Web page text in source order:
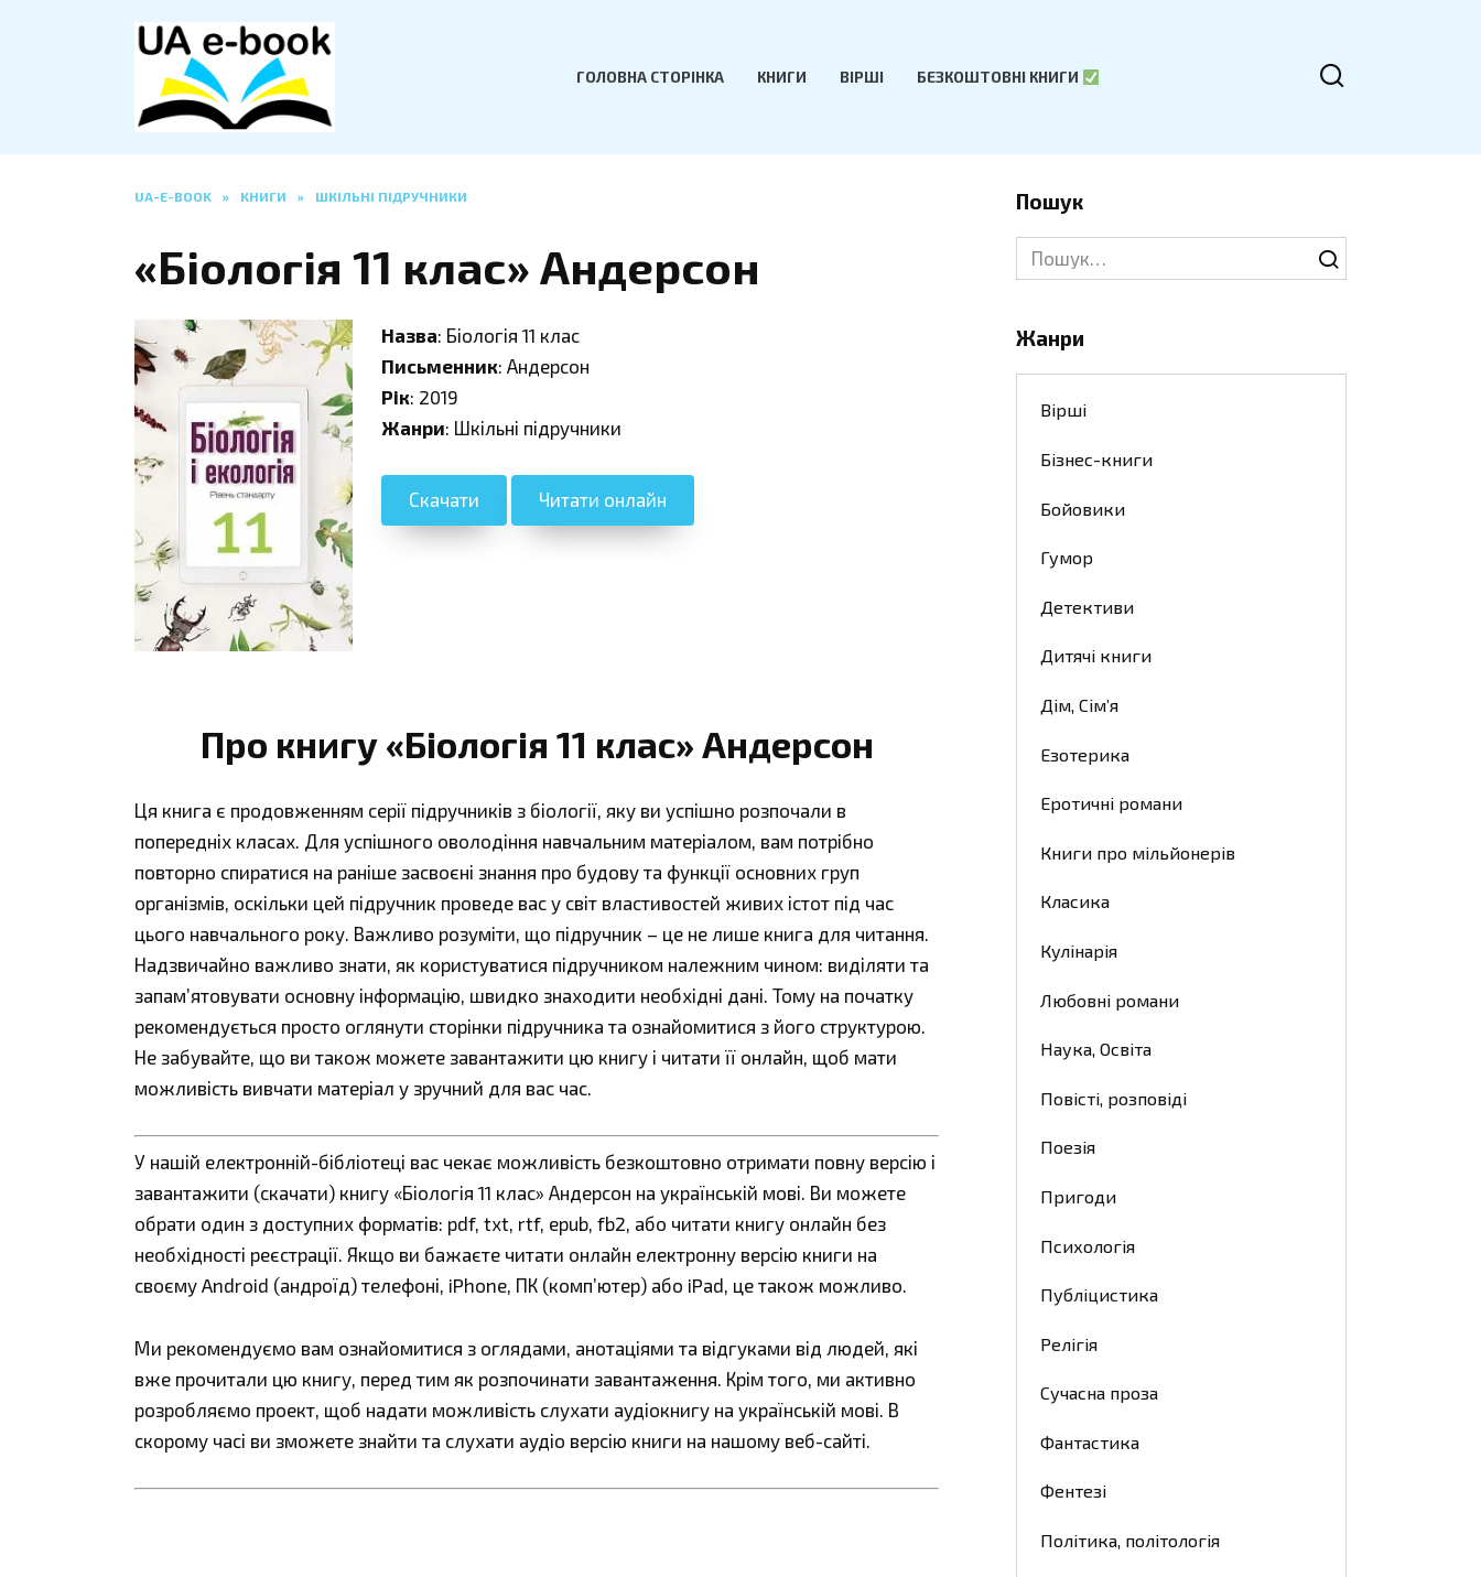
ГОЛОВНА СТОРІНКА КНИГИ ВІРШІ БЕЗКОШТОВНІ КНИГИ
UA-E-BOOK » КНИГИ » ШКІЛЬНІ ПІДРУЧНИКИ
«Біологія 11 клас» Андерсон
Назва: Біологія 11 клас
Письменник: Андерсон
Рік: 2019
Жанри: Шкільні підручники
Скачати Читати онлайн
Про книгу «Біологія 11 клас» Андерсон
Ця книга є продовженням серії підручників з біології, яку ви успішно розпочали в
попередніх класах. Для успішного оволодіння навчальним матеріалом, вам потрібно
повторно спиратися на раніше засвоєні знання про будову та функції основних груп
організмів, оскільки цей підручник проведе вас у світ властивостей живих істот під час
цього навчального року. Важливо розуміти, що підручник – це не лише книга для читання.
Надзвичайно важливо знати, як користуватися підручником належним чином: виділяти та
запам’ятовувати основну інформацію, швидко знаходити необхідні дані. Тому на початку
рекомендується просто оглянути сторінки підручника та ознайомитися з його структурою.
Не забувайте, що ви також можете завантажити цю книгу і читати її онлайн, щоб мати
можливість вивчати матеріал у зручний для вас час.
У нашій електронній-бібліотеці вас чекає можливість безкоштовно отримати повну версію і
завантажити (скачати) книгу «Біологія 11 клас» Андерсон на українській мові. Ви можете
обрати один з доступних форматів: pdf, txt, rtf, epub, fb2, або читати книгу онлайн без
необхідності реєстрації. Якщо ви бажаєте читати онлайн електронну версію книги на
своєму Android (андроїд) телефоні, iPhone, ПК (комп’ютер) або iPad, це також можливо.
Ми рекомендуємо вам ознайомитися з оглядами, анотаціями та відгуками від людей, які
вже прочитали цю книгу, перед тим як розпочинати завантаження. Крім того, ми активно
розробляємо проект, щоб надати можливість слухати аудіокнигу на українській мові. В
скорому часі ви зможете знайти та слухати аудіо версію книги на нашому веб-сайті.
Пошук
Search
for:
Жанри
Вірші
Бізнес-книги
Бойовики
Гумор
Детективи
Дитячі книги
Дім, Сім’я
Езотерика
Еротичні романи
Книги про мільйонерів
Класика
Кулінарія
Любовні романи
Наука, Освіта
Повісті, розповіді
Поезія
Пригоди
Психологія
Публіцистика
Релігія
Сучасна проза
Фантастика
Фентезі
Політика, політологія